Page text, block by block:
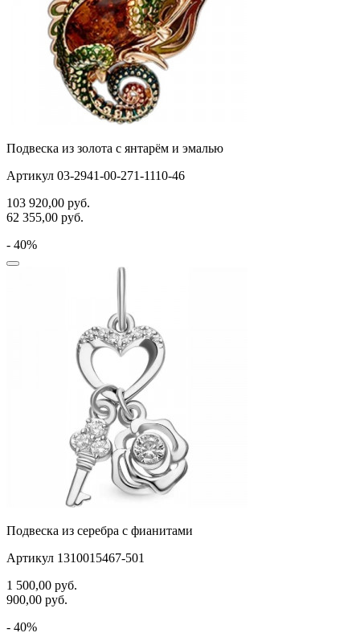
Подвеска из золота с янтарём и эмалью
Артикул 03-2941-00-271-1110-46
103 920,00 руб.
62 355,00 руб.
- 40%
Подвеска из серебра с фианитами
Артикул 1310015467-501
1 500,00 руб.
900,00 руб.
- 40%